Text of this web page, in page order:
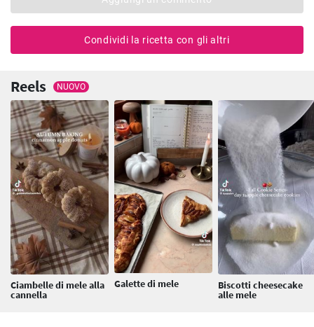
Condividi la ricetta con gli altri
Reels NUOVO
Ciambelle di mele alla
cannella
Galette di mele Biscotti cheesecake
alle mele